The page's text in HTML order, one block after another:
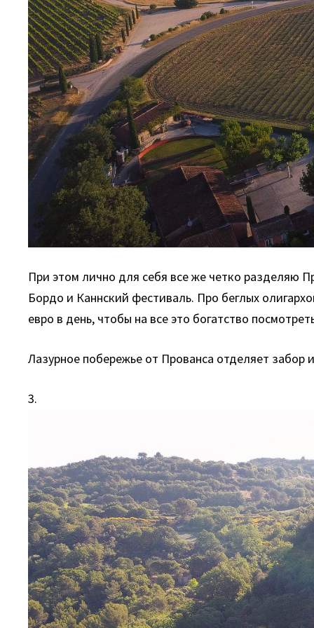
При этом лично для себя все же четко разделяю
Бордо и Каннский фестиваль. Про беглых
евро в день, чтобы на все это богатство
Лазурное побережье от Прованса отделяет
3.